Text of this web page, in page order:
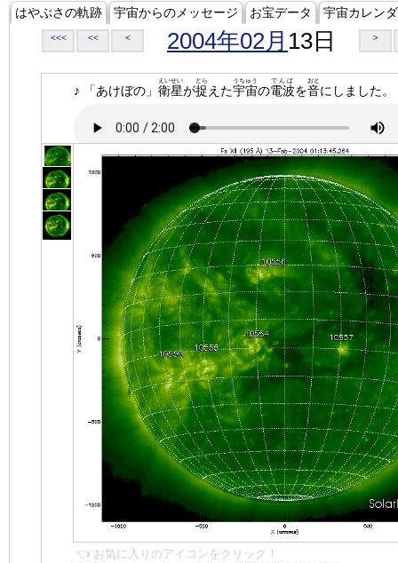
はやぶさの軌跡 宇宙からのメッセージ お宝データ 宇宙カレン
<<< << < 2004年02月 13日 >
♪ 「あけぼの」 衛星
えいせい
が捉
とら
えた宇宙
うちゅう
の電波
でんぱ
を音
おと
にしました。
👈 お気に入りのアイコンをクリック！